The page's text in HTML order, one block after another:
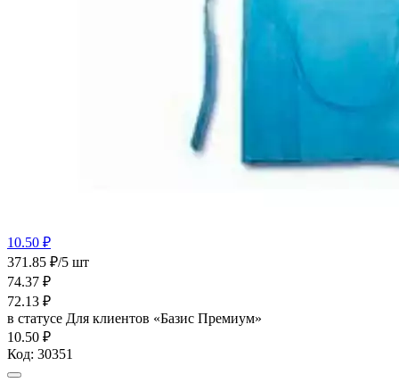
10.50 ₽
371.85 ₽/5 шт
74.37 ₽
72.13 ₽
в статусе Для клиентов «Базис Премиум»
10.50 ₽
Код: 30351